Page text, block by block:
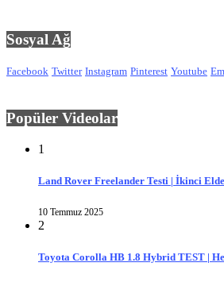
Sosyal Ağ
Facebook Twitter Instagram Pinterest Youtube
Popüler Videolar
1
Land Rover Freelander Testi | İkinci
10 Temmuz 2025
2
Toyota Corolla HB 1.8 Hybrid TEST |